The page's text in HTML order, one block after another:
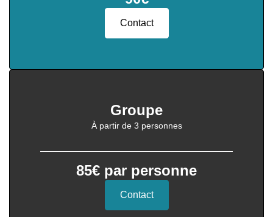
Contact
Groupe
À partir de 3 personnes
85€ par personne
Contact